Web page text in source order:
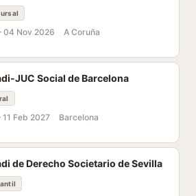
04 Nov 2026 A Coruña
JUC Social de Barcelona
11 Feb 2027 Barcelona
de Derecho Societario de Sevilla